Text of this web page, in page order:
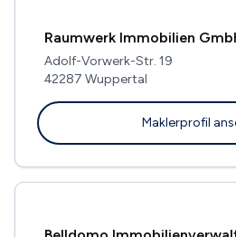
Raumwerk Immobilien
Adolf-Vorwerk-Str. 19
42287 Wuppertal
Maklerprofil